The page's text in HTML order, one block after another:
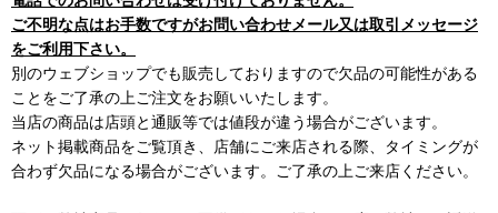
ご不明な点はお手数ですがお問い合わせメール又は取引メッセージ
をご利用下さい。
別のウェブショップでも販売しておりますので欠品の可能性がある
ことをご了承の上ご注文をお願いいたします。
当店の商品は店頭と通販等では値段が違う場合がございます。
ネット掲載商品をご覧頂き、店舗にご来店される際、タイミングが
合わず欠品になる場合がございます。ご了承の上ご来店ください。